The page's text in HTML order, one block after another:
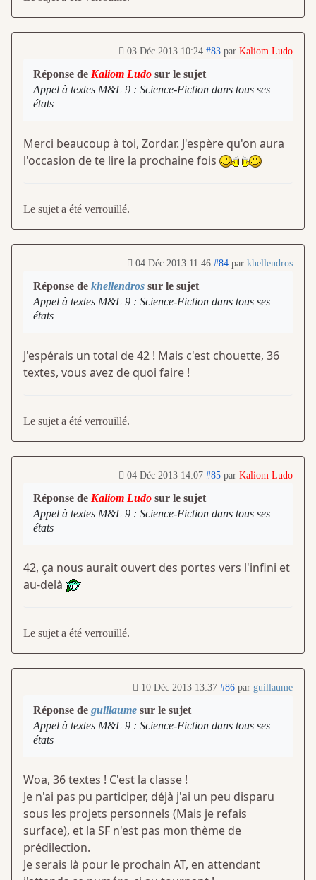
03 Déc 2013 10:24 #83 par Kaliom Ludo
Réponse de Kaliom Ludo sur le sujet
Appel à textes M&L 9 : Science-Fiction dans tous ses
états
Merci beaucoup à toi, Zordar. J'espère qu'on aura
l'occasion de te lire la prochaine fois
Le sujet a été verrouillé.
04 Déc 2013 11:46 #84 par khellendros
Réponse de khellendros sur le sujet
Appel à textes M&L 9 : Science-Fiction dans tous ses
états
J'espérais un total de 42 ! Mais c'est chouette, 36
textes, vous avez de quoi faire !
Le sujet a été verrouillé.
04 Déc 2013 14:07 #85 par Kaliom Ludo
Réponse de Kaliom Ludo sur le sujet
Appel à textes M&L 9 : Science-Fiction dans tous ses
états
42, ça nous aurait ouvert des portes vers l'infini et
au-delà
Le sujet a été verrouillé.
10 Déc 2013 13:37 #86 par guillaume
Réponse de guillaume sur le sujet
Appel à textes M&L 9 : Science-Fiction dans tous ses
états
Woa, 36 textes ! C'est la classe !
Je n'ai pas pu participer, déjà j'ai un peu disparu
sous les projets personnels (Mais je refais
surface), et la SF n'est pas mon thème de
prédilection.
Je serais là pour le prochain AT, en attendant